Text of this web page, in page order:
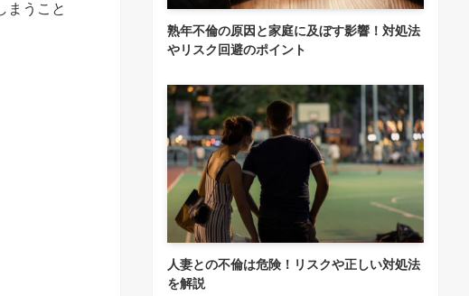
まうこと
熟年不倫の原因と家庭に及ぼす影響！対処法
やリスク回避のポイント
人妻との不倫は危険！リスクや正しい対処法
を解説